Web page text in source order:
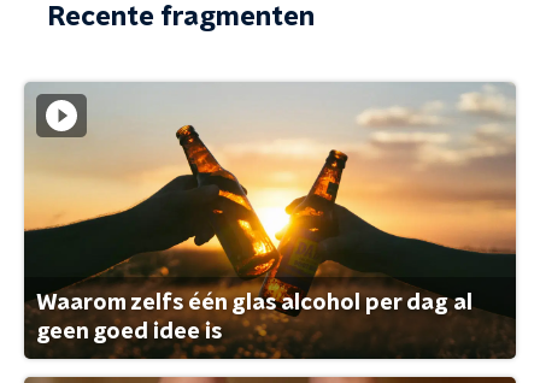
Recente fragmenten
Waarom zelfs één glas alcohol per dag al
geen goed idee is